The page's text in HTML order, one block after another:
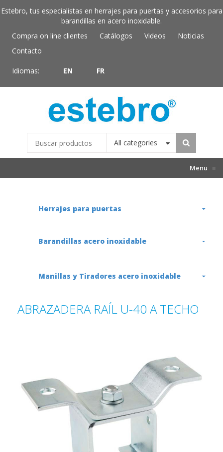
Estebro, tus especialistas en herrajes para puertas y accesorios para
barandillas en acero inoxidable.
Compra on line clientes
Catálogos Videos
Noticias
Contacto
Idiomas: EN FR
All categories
Menu ≡
Herrajes para puertas
Barandillas acero inoxidable
Manillas y Tiradores acero inoxidable
ABRAZADERA RAÍL U-40 A TECHO